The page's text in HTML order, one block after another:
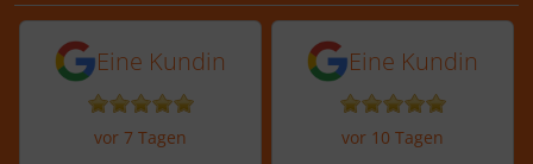
5 von 5 Sternen von einer Kundin vor
Eine Kundin
vor 7 Tagen
5 von 5 Sternen
Eine Kundin
vor 10 Tagen